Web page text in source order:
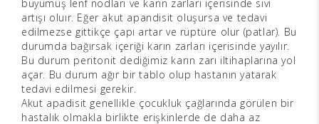
büyümüş lenf nodları ve karın zarları içerisinde sıvı
artışı oluır. Eğer akut apandisit oluşursa ve tedavi
edilmezse gittikçe çapı artar ve rüptüre olur (patlar). Bu
durumda bağırsak içeriği karın zarları içerisinde yayılır.
Bu durum peritonit dediğimiz karın zarı iltihaplarına yol
açar. Bu durum ağır bir tablo olup hastanın yatarak
tedavi edilmesi gerekir.
Akut apadisit genellikle çocukluk çağlarında görülen bir
hastalık olmakla birlikte erişkinlerde de daha az